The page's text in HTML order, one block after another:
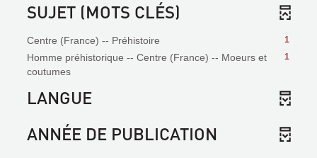
SUJET (MOTS CLÉS)
1
Centre (France) -- Préhistoire
1
Homme préhistorique -- Centre (France) -- Moeurs et
coutumes
LANGUE
ANNÉE DE PUBLICATION